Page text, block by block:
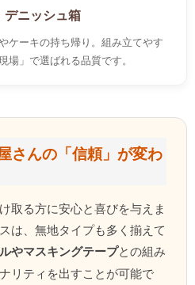
デニッシュ箱
ケーキの持ち帰り。組み立てやす
場」で選ばれる品質です。
さんの「信頼」が変わ
取る方に安心と喜びを与えま
は、無地タイプも多く揃えて
やマスキングテープとの組み
リティを出すことが可能で